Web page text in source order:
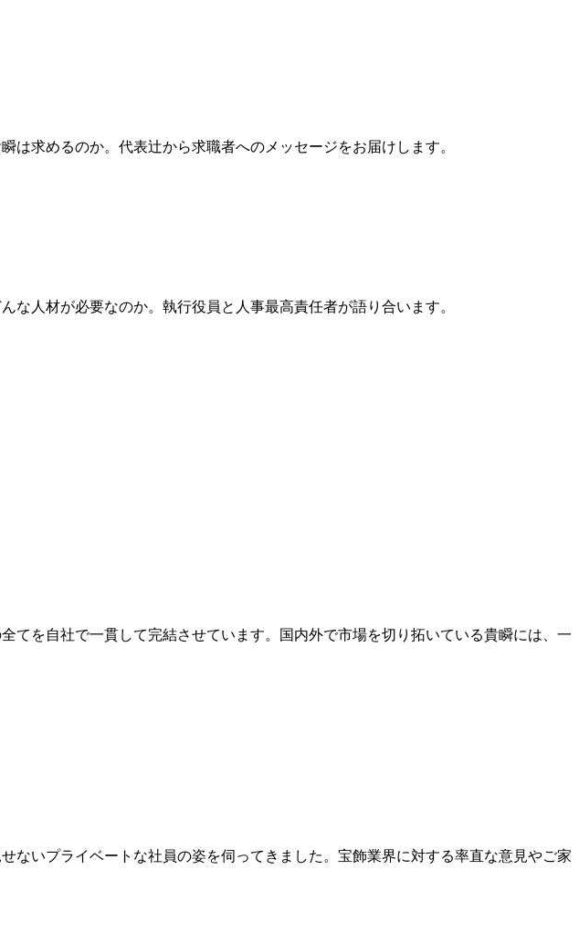
求めるのか。代表辻から求職者へのメッセージをお届けします。
人材が必要なのか。執行役員と人事最高責任者が語り合います。
を自社で一貫して完結させています。国内外で市場を切り拓いている貴瞬には、一
いプライベートな社員の姿を伺ってきました。宝飾業界に対する率直な意見やご家